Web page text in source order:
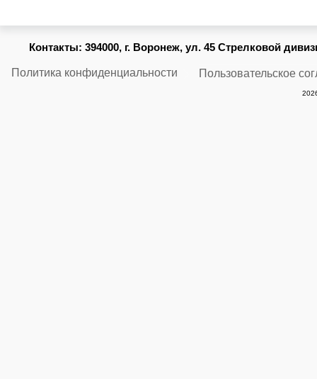
Контакты: 394000, г. Воронеж, ул. 45 Стрелковой
Политика конфиденциальности Пользовательское